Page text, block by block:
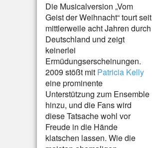
Die Musicalversion „Vom
Geist der Weihnacht“ tourt seit
mittlerweile acht Jahren durch
Deutschland und zeigt
keinerlei
Ermüdungserscheinungen.
2009 stößt mit Patricia Kelly
eine prominente
Unterstützung zum Ensemble
hinzu, und die Fans wird
diese Tatsache wohl vor
Freude in die Hände
klatschen lassen. Wie die